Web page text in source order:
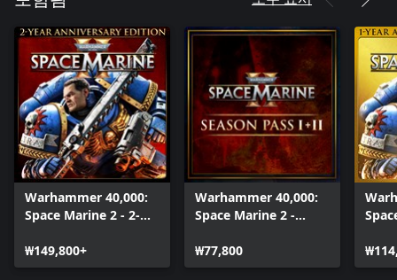
Warhammer 40,000:
Space Marine 2 - 2-
Edition
₩149,800+
Warhammer 40,000:
Space Marine 2 -
₩77,800